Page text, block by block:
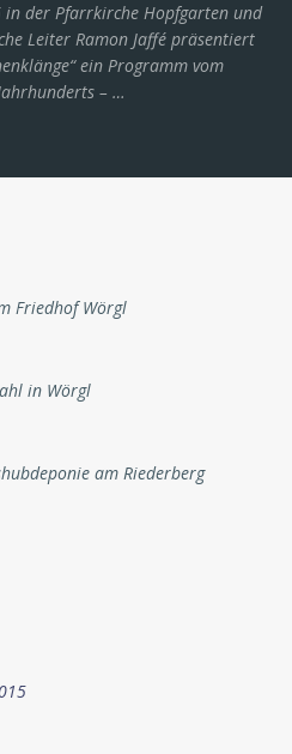
in der Pfarrkirche Hopfgarten und
Leiter Ramon Jaffé präsentiert
ein Programm vom
­– …
Friedhof Wörgl
in Wörgl
am Riederberg